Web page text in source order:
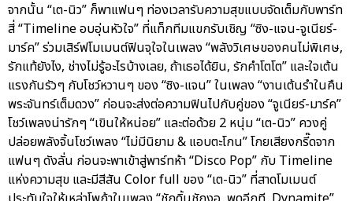
จากนั้น “เต-นิว” ก็พาแฟนๆ ท่องเวลารับความสุขแบบจัดเต็มกับพาร์ท
สี่ “Timeline อบอุ่นหัวใจ” ที่แท็กทีมแขกรับเชิญ “ซิง-แจน-จูเนียร์-
มาร์ค” ร่วมเสิร์ฟโมเมนต์ฟินจุใจในเพลง “พลังวิเศษของคนไม่พิเศษ,
รักแท้ยังไง, ช่างไม่รู้อะไรบ้างเลย, ถ้าเธอได้ยิน, รักคำโตโต” และใจเต้น
แรงกันรัวๆ กับโชว์หวานๆ ของ “ซิง-แจน” ในเพลง “งานเต้นรำในคืน
พระจันทร์เต็มดวง” ก่อนจะส่งต่อความฟินไปกับคู่ของ “จูเนียร์-มาร์ค”
โชว์เพลงน่ารักๆ “เขินให้หน่อย” และต่อด้วย 2 หนุ่ม “เต-นิว” ควงคู่
ปล่อยพลังจิ้นโชว์เพลง “ไม่มีนิยาม & แอบตะโกน” โกยเสียงกรี๊ดจาก
แฟนๆ ดังลั่น ก่อนจะพาเข้าสู่พาร์ทห้า “Disco Pop” กับ Timeline
แห่งความสุข และมีสีสัน Color full ของ “เต-นิว” ที่สาดโมเมนต์